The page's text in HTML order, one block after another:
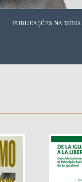
PUBLICAÇÕES NA MÍDIA